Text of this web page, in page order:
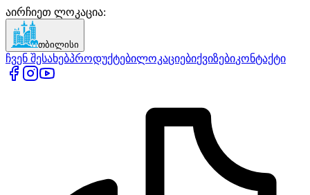
აირჩიეთ ლოკაცია:
თბილისი
ჩვენ შესახებპროდუქტებილოკაციებიქვიზებიკონტაქტი